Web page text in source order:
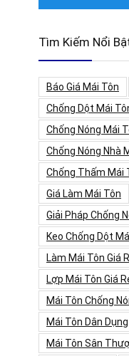
Tìm Kiếm Nổi
Báo Giá Mái Tôn
Chống Dột Mái
Chống Nóng Mái
Chống Nóng Nhà
Chống Thấm Mái
Giá Làm Mái Tôn
Giải Pháp Chống
Keo Chống Dột
Làm Mái Tôn Giá
Lợp Mái Tôn Giá
Mái Tôn Chống
Mái Tôn Dân Dụng
Mái Tôn Sân